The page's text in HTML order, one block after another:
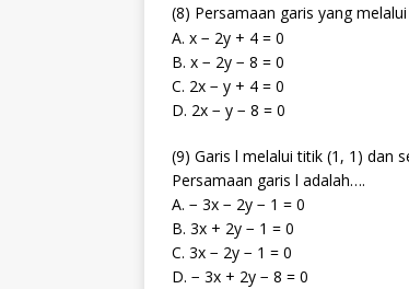
(8) Persamaan garis yang
A. x − 2y + 4 = 0
B. x − 2y − 8 = 0
C. 2x − y + 4 = 0
D. 2x − y − 8 = 0
(9) Garis l melalui titik (1, 1) dan
Persamaan garis l adalah….
A. − 3x − 2y − 1 = 0
B. 3x + 2y − 1 = 0
C. 3x − 2y − 1 = 0
D. − 3x + 2y − 8 = 0